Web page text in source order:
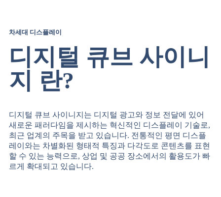
차세대 디스플레이
디지털 큐브 사이니
지 란?
디지털 큐브 사이니지는 디지털 광고와 정보 전달에 있어
새로운 패러다임을 제시하는 혁신적인 디스플레이 기술로,
최근 업계의 주목을 받고 있습니다. 전통적인 평면 디스플
레이와는 차별화된 형태적 특징과 다각도로 콘텐츠를 표현
할 수 있는 능력으로, 상업 및 공공 장소에서의 활용도가 빠
르게 확대되고 있습니다.